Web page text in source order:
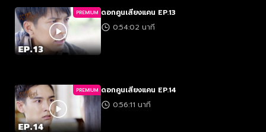
PREMIUM ดอกคูนเสียงแคน EP.13
0:54:02 นาที
PREMIUM ดอกคูนเสียงแคน EP.14
0:56:11 นาที